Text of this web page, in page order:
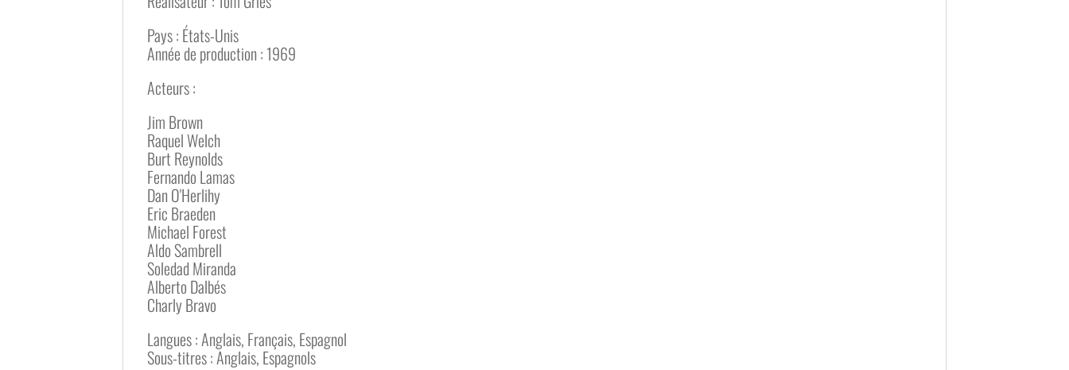
Pays : États-Unis
Année de production : 1969
Acteurs :
Jim Brown
Raquel Welch
Burt Reynolds
Fernando Lamas
Dan O'Herlihy
Eric Braeden
Michael Forest
Aldo Sambrell
Soledad Miranda
Alberto Dalbés
Charly Bravo
Langues : Anglais, Français, Espagnol
Sous-titres : Anglais, Espagnols